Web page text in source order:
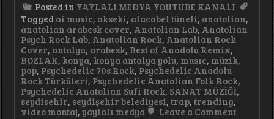
Posted in YAYLALI MEDYA YOUTUBE KANALI
Tagged ai music, akseki, alacabel tüneli, anatolian,
anatolian arabesk cover, Anatolian Lab, Anatolian
Psych Rock Lab, Anatolian Rock, Anatolian Rock
Cover, antalya, arabesk, Best of Anadolu Remix,
BOZLAK, konya, konya antalya yolu, musıc, müzik,
pop, Psychedelic 70s Rock, Psychedelic Anadolu
Rock Türküleri, Psychedelic Anatolian Folk Rock,
Psychedelic Anatolian Sufi Rock, SANAT MÜZİĞİ,
seydisehir, seydişehir belediyesi, trap, trending,
video montaj, yaylalı medya Leave a Commenton